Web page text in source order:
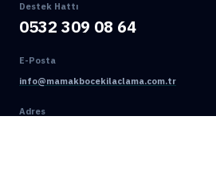
Destek Hattı
0532 309 08 64
E-Posta
info@mamakbocekilaclama.com.tr
Adres